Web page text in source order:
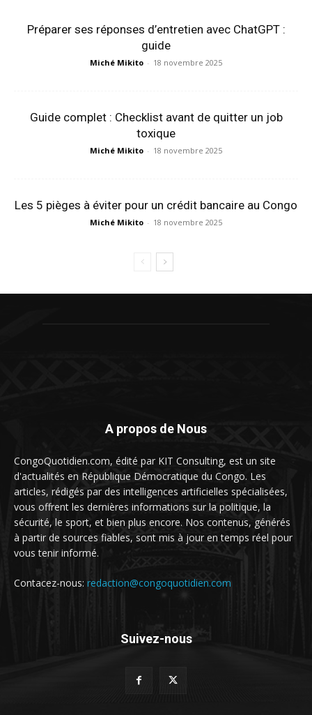
Préparer ses réponses d’entretien avec ChatGPT :
guide
Miché Mikito - 18 novembre 2025
Guide complet : Checklist avant de quitter un job
toxique
Miché Mikito - 18 novembre 2025
Les 5 pièges à éviter pour un crédit bancaire au Congo
Miché Mikito - 18 novembre 2025
A propos de Nous
CongoQuotidien.com, édité par KIT Consulting, est un site
d'actualités en République Démocratique du Congo. Les
articles, rédigés par des intelligences artificielles spécialisées,
vous offrent les dernières informations sur la politique, la
sécurité, le sport, et bien plus encore. Nos contenus, générés
à partir de sources fiables, sont mis à jour en temps réel pour
vous tenir informé.
Contacez-nous: redaction@congoquotidien.com
Suivez-nous